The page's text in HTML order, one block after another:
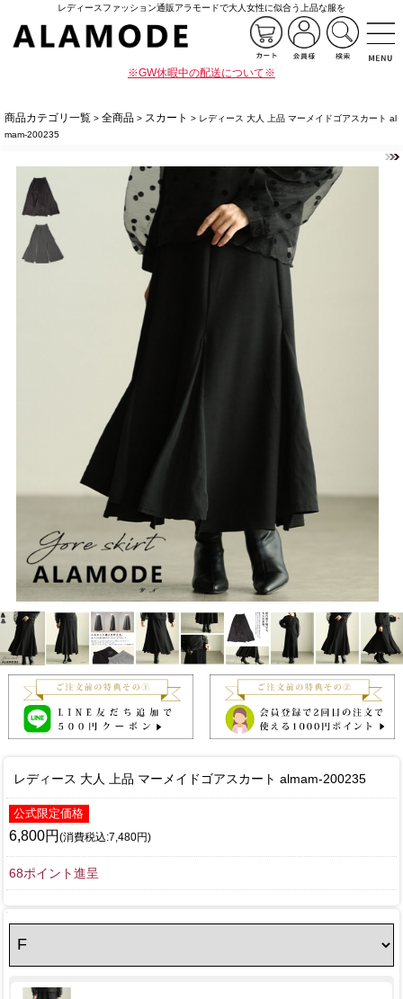
レディースファッション通販アラモードで大人女性に似合う上品な服を
※GW休暇中の配送について※
商品カテゴリ一覧 > 全商品 > スカート > レディース 大人 上品 マーメイドゴアスカート al
mam-200235
レディース 大人 上品 マーメイドゴアスカート almam-200235
公式限定価格
6,800円 (消費税込:7,480円)
68ポイント進呈